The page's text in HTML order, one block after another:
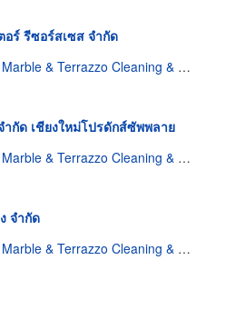
อร์ รีซอร์สเซส จำกัด
Marble & Terrazzo Cleaning & Service
กัด เชียงใหม่โปรดักส์ซัพพลาย
Marble & Terrazzo Cleaning & Service
จำกัด
Marble & Terrazzo Cleaning & Service